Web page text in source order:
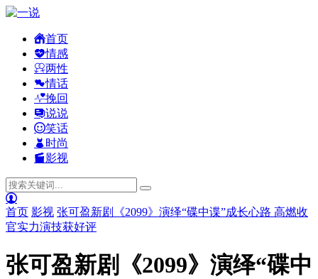
首页
情感
两性
情话
挽回
说说
笑话
时尚
影视
首页 影视 张可盈新剧《2099》演绎“碟中谍”成长心路 高燃收
官实力演技获好评
张可盈新剧《2099》演绎“碟中